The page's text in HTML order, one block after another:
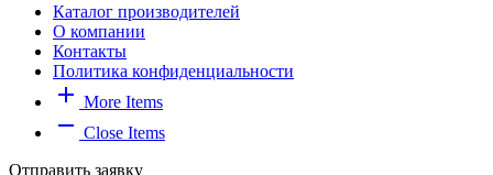
Каталог производителей
О компании
Контакты
Политика конфиденциальности
add More Items
remove Close Items
Отправить заявку